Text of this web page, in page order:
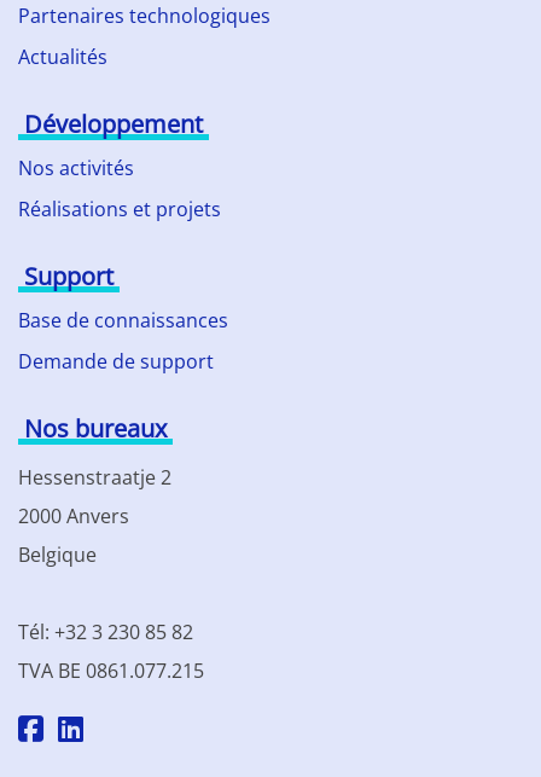
Partenaires technologiques
Actualités
Développement
Nos activités
Réalisations et projets
Support
Base de connaissances
Demande de support
Nos bureaux
Hessenstraatje 2
2000 Anvers
Belgique
Tél: +32 3 230 85 82
TVA BE 0861.077.215